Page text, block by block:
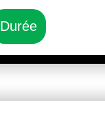
Durée